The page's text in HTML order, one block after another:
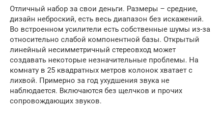
Отличный набор за свои деньги. Размеры – средние,
дизайн неброский, есть весь диапазон без искажений.
Во встроенном усилители есть собственные шумы из-за
относительно слабой компонентной базы. Открытый
линейный несимметричный стереовход может
создавать некоторые незначительные проблемы. На
комнату в 25 квадратных метров колонок хватает с
лихвой. Примерно за год ухудшения звука не
наблюдается. Включаются без щелчков и прочих
сопровождающих звуков.